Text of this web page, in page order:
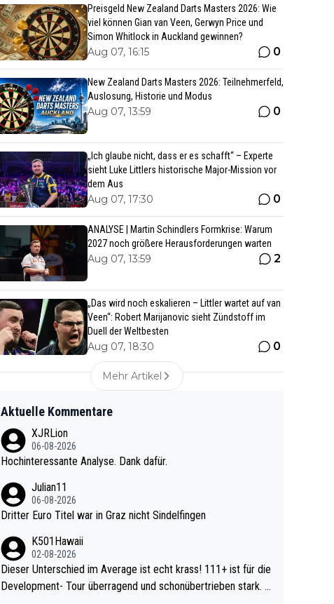
Preisgeld New Zealand Darts Masters 2026: Wie
viel können Gian van Veen, Gerwyn Price und
Simon Whitlock in Auckland gewinnen?
Aug 07, 16:15 0
New Zealand Darts Masters 2026: Teilnehmerfeld,
Auslosung, Historie und Modus
Aug 07, 13:59 0
„Ich glaube nicht, dass er es schafft“ – Experte
sieht Luke Littlers historische Major-Mission vor
dem Aus
Aug 07, 17:30 0
ANALYSE | Martin Schindlers Formkrise: Warum
2027 noch größere Herausforderungen warten
Aug 07, 13:59 2
„Das wird noch eskalieren – Littler wartet auf van
Veen“: Robert Marijanovic sieht Zündstoff im
Duell der Weltbesten
Aug 07, 18:30 0
Mehr Artikel
Aktuelle Kommentare
XJRLion
06-08-2026
Hochinteressante Analyse. Dank dafür.
Julian11
06-08-2026
Dritter Euro Titel war in Graz nicht Sindelfingen
K501Hawaii
02-08-2026
Dieser Unterschied im Average ist echt krass! 111+ ist für die
Development- Tour überragend und schonübertrieben stark. U